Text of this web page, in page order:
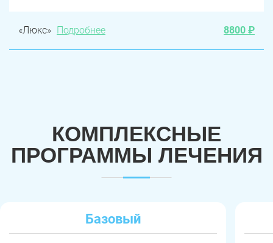
«Люкс» Подробнее 8800 ₽
КОМПЛЕКСНЫЕ
ПРОГРАММЫ ЛЕЧЕНИЯ
Базовый